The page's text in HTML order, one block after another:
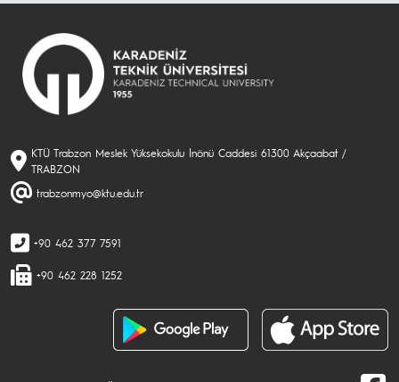
KTÜ Trabzon Meslek Yüksekokulu İnönü Caddesi 61300 Akçaabat /
TRABZON
trabzonmyo@ktu.edu.tr
+90 462 377 7591
+90 462 228 1252